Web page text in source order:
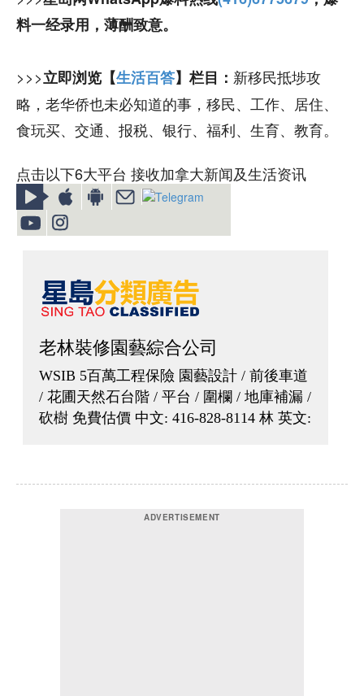
料一经录用，薄酬致意。
>>>立即浏览【生活百答】栏目： 新移民抵埗攻
略，老华侨也未必知道的事，移民、工作、居住、
食玩买、交通、报税、银行、福利、生育、教育。
点击以下6大平台 接收加拿大新闻及生活资讯